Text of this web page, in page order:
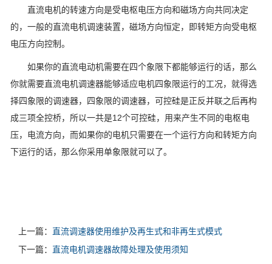
直流电机的转速方向是受电枢电压方向和磁场方向共同决定
的，一般的直流电机调速装置，磁场方向恒定，即转矩方向受电枢
电压方向控制。
如果你的直流电动机需要在四个象限下都能够运行的话，那么
你就需要直流电机调速器能够适应电机四象限运行的工况，就得选
择四象限的调速器，四象限的调速器，可控硅是正反并联之后再构
成三项全控桥，所以一共是12个可控硅，用来产生不同的电枢电
压，电流方向，而如果你的电机只需要在一个运行方向和转矩方向
下运行的话，那么你采用单象限就可以了。
上一篇： 直流调速器使用维护及再生式和非再生式模式
下一篇： 直流电机调速器故障处理及使用须知